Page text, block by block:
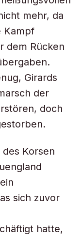
mehr, da
Kampf
dem Rücken
Girards
der
doch
Korsen
sich zuvor
hatte,